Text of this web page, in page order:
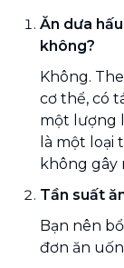
Ăn dưa
không?
Không.
cơ thể, có
một lượng
là một loại
không gây
Tần suất
Bạn nên
đơn ăn